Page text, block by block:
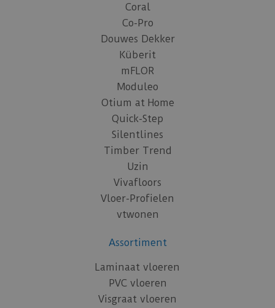
Coral
Co-Pro
Douwes Dekker
Küberit
mFLOR
Moduleo
Otium at Home
Quick-Step
Silentlines
Timber Trend
Uzin
Vivafloors
Vloer-Profielen
vtwonen
Assortiment
Laminaat vloeren
PVC vloeren
Visgraat vloeren